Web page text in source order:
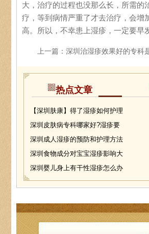
大，治疗的过程也没那么长，所需的
疗，等到病情严重了才去治疗，会增
高。所以，不幸患上湿疹，一定要早
上一篇： 深圳治湿疹效果好的专科
热点文章
【深圳肤康】得了湿疹如何护理
深圳皮肤病专科哪家好?湿疹要
深圳成人湿疹的预防和护理方法
深圳食物成分对宝宝湿疹影响大
深圳婴儿身上有干性湿疹怎么办